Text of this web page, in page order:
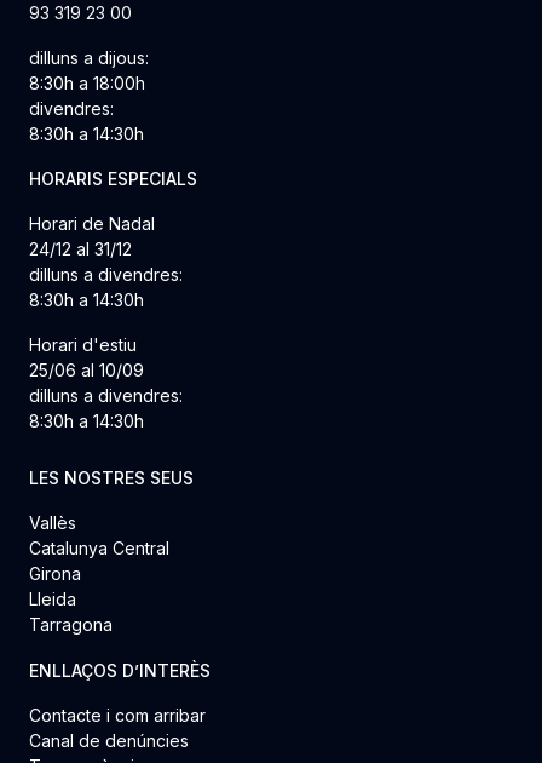
93 319 23 00
dilluns a dijous:
8:30h a 18:00h
divendres:
8:30h a 14:30h
HORARIS ESPECIALS
Horari de Nadal
24/12 al 31/12
dilluns a divendres:
8:30h a 14:30h
Horari d'estiu
25/06 al 10/09
dilluns a divendres:
8:30h a 14:30h
LES NOSTRES SEUS
Vallès
Catalunya Central
Girona
Lleida
Tarragona
ENLLAÇOS D’INTERÈS
Contacte i com arribar
Canal de denúncies